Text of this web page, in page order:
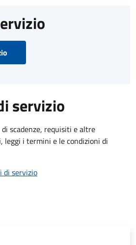
servizio
scadenze, requisiti e altre
i termini e le condizioni di
di servizio